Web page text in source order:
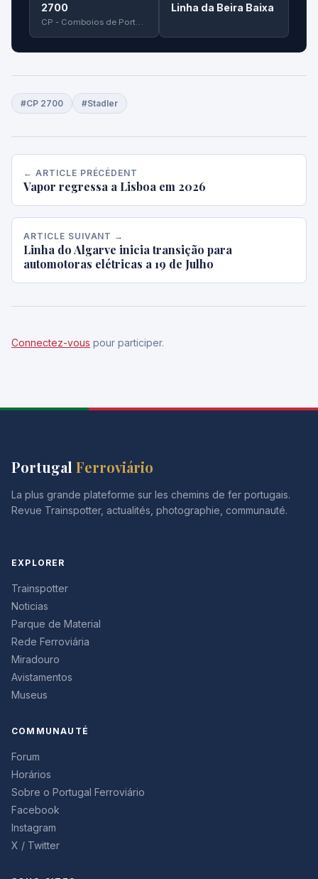
2700
CP - Comboios de Portugal
Linha da Beira Baixa
#CP 2700 #Stadler
← ARTICLE PRÉCÉDENT
Vapor regressa a Lisboa em 2026
ARTICLE SUIVANT →
Linha do Algarve inicia transição para
automotoras elétricas a 19 de Julho
Connectez-vous pour participer.
Portugal Ferroviário
La plus grande plateforme sur les chemins de fer portugais.
Revue Trainspotter, actualités, photographie, communauté.
EXPLORER
Trainspotter
Noticias
Parque de Material
Rede Ferroviária
Miradouro
Avistamentos
Museus
COMMUNAUTÉ
Forum
Horários
Sobre o Portugal Ferroviário
Facebook
Instagram
X / Twitter